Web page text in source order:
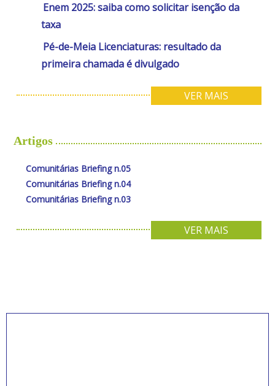
Enem 2025: saiba como solicitar isenção da
taxa
Pé-de-Meia Licenciaturas: resultado da
primeira chamada é divulgado
VER MAIS
Artigos
Comunitárias Briefing n.05
Comunitárias Briefing n.04
Comunitárias Briefing n.03
VER MAIS